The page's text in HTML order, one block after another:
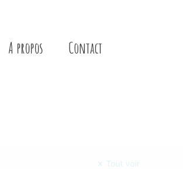
A propos Contact
Tout voir